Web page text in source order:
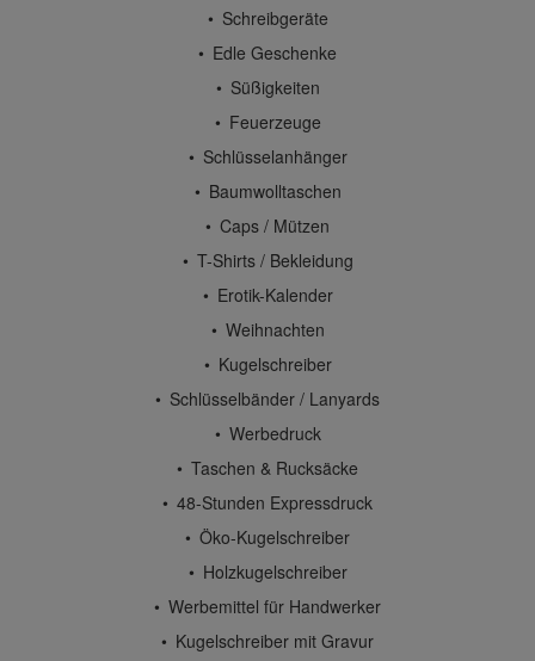
Schreibgeräte
Edle Geschenke
Süßigkeiten
Feuerzeuge
Schlüsselanhänger
Baumwolltaschen
Caps / Mützen
T-Shirts / Bekleidung
Erotik-Kalender
Weihnachten
Kugelschreiber
Schlüsselbänder / Lanyards
Werbedruck
Taschen & Rucksäcke
48-Stunden Expressdruck
Öko-Kugelschreiber
Holzkugelschreiber
Werbemittel für Handwerker
Kugelschreiber mit Gravur